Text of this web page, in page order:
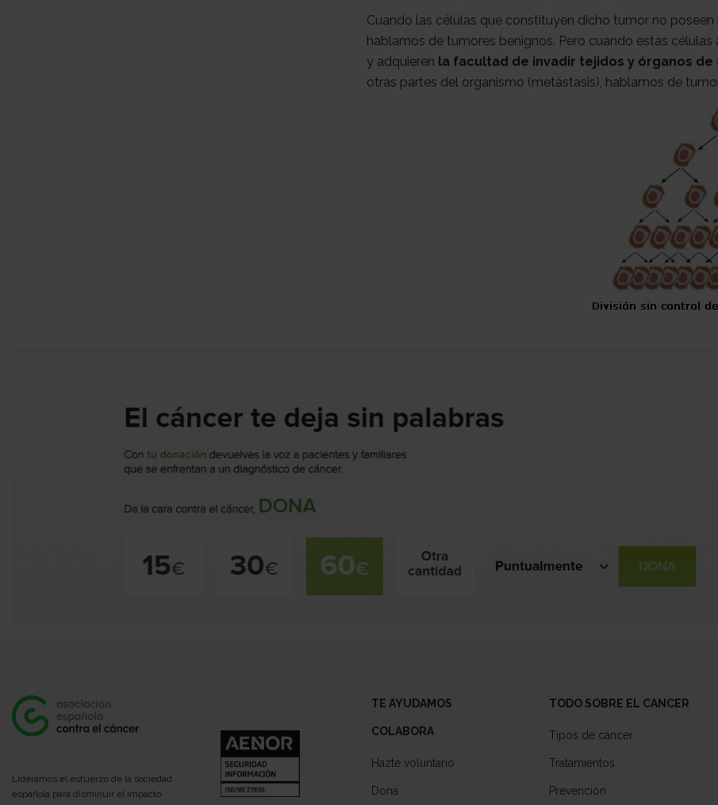
Cuando las células que constituyen dicho tumor no
hablamos de tumores benignos. Pero cuando estas
y adquieren la facultad de invadir tejidos y órganos
otras partes del organismo (metástasis), hablamos de
Lideramos el esfuerzo de la sociedad
española para disminuir el impacto
TE AYUDAMOS
COLABORA
Hazte voluntario
Dona
TODO SOBRE EL CANCER
Tipos de cáncer
Tratamientos
Prevención